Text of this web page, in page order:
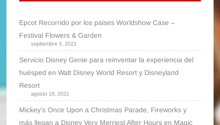
Epcot Recorrido por los paises Worldshow Case –
Festival Flowers & Garden
septiembre 5, 2021
Servicio Disney Genie para reinventar la experiencia del
huésped en Walt Disney World Resort y Disneyland
Resort
agosto 19, 2021
Mickey’s Once Upon a Christmas Parade, Fireworks y
más llegan a Disney Very Merriest After Hours en Magic